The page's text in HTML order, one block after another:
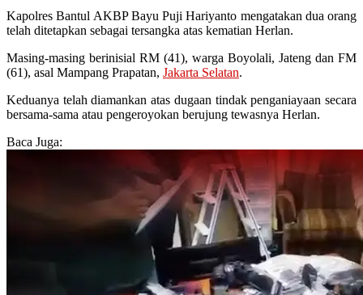
Kapolres Bantul AKBP Bayu Puji Hariyanto mengatakan dua orang
telah ditetapkan sebagai tersangka atas kematian Herlan.
Masing-masing berinisial RM (41), warga Boyolali, Jateng dan FM
(61), asal Mampang Prapatan, Jakarta Selatan.
Keduanya telah diamankan atas dugaan tindak penganiayaan secara
bersama-sama atau pengeroyokan berujung tewasnya Herlan.
Baca Juga: